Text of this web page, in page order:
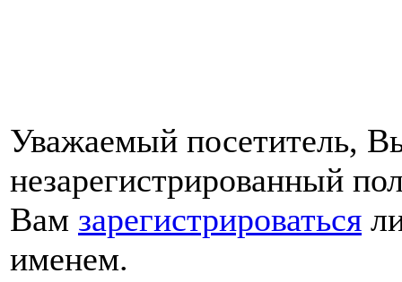
Уважаемый посетитель,
незарегистрированный
Вам зарегистрироваться
именем.